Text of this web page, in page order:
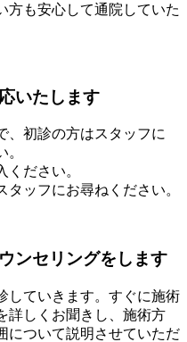
方も安心して通院していた
いたします
、初診の方はスタッフに
ださい。
ッフにお尋ねください。
ンセリングをします
していきます。すぐに施術
詳しくお聞きし、施術方
について説明させていただ